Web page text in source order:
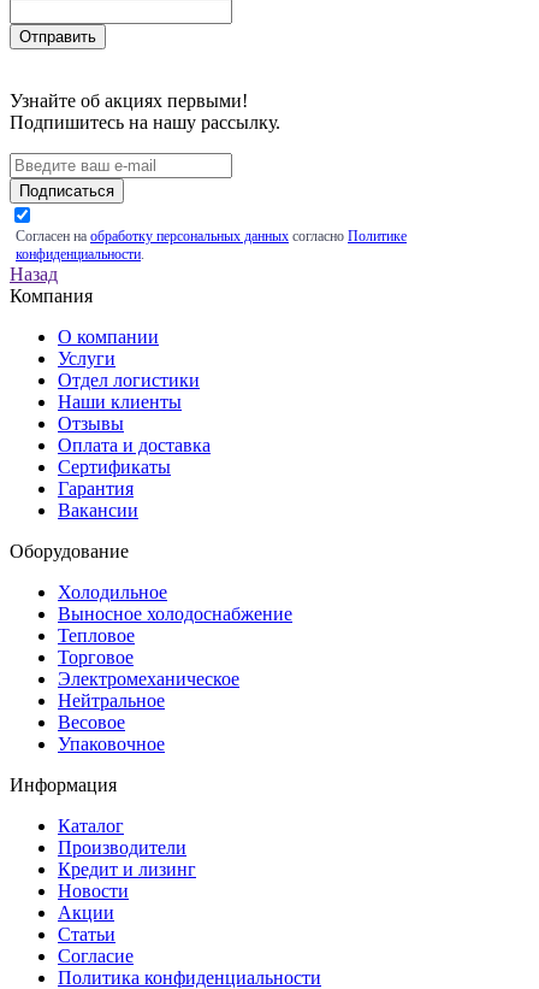
Узнайте об акциях первыми!
Подпишитесь на нашу рассылку.
Подписаться
Согласен на обработку персональных данных согласно Политике
конфиденциальности.
Назад
Компания
О компании
Услуги
Отдел логистики
Наши клиенты
Отзывы
Оплата и доставка
Сертификаты
Гарантия
Вакансии
Оборудование
Холодильное
Выносное холодоснабжение
Тепловое
Торговое
Электромеханическое
Нейтральное
Весовое
Упаковочное
Информация
Каталог
Производители
Кредит и лизинг
Новости
Акции
Статьи
Согласие
Политика конфиденциальности